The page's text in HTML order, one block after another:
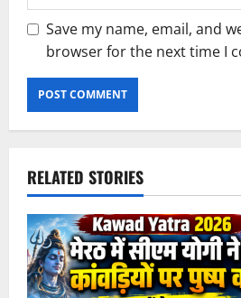
Save my name, email, and
browser for the next time I
RELATED STORIES